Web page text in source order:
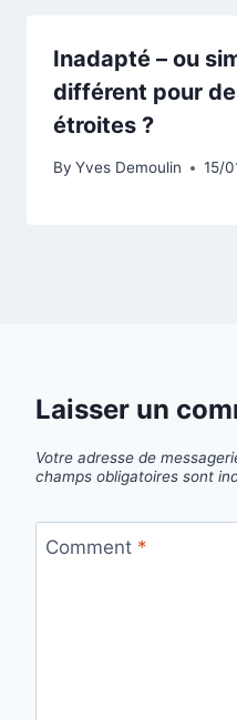
Inadapté – ou
différent pour
étroites ?
By Yves Demoulin 15/
Laisser un
Votre adresse de
champs obligatoires sont
Comment *